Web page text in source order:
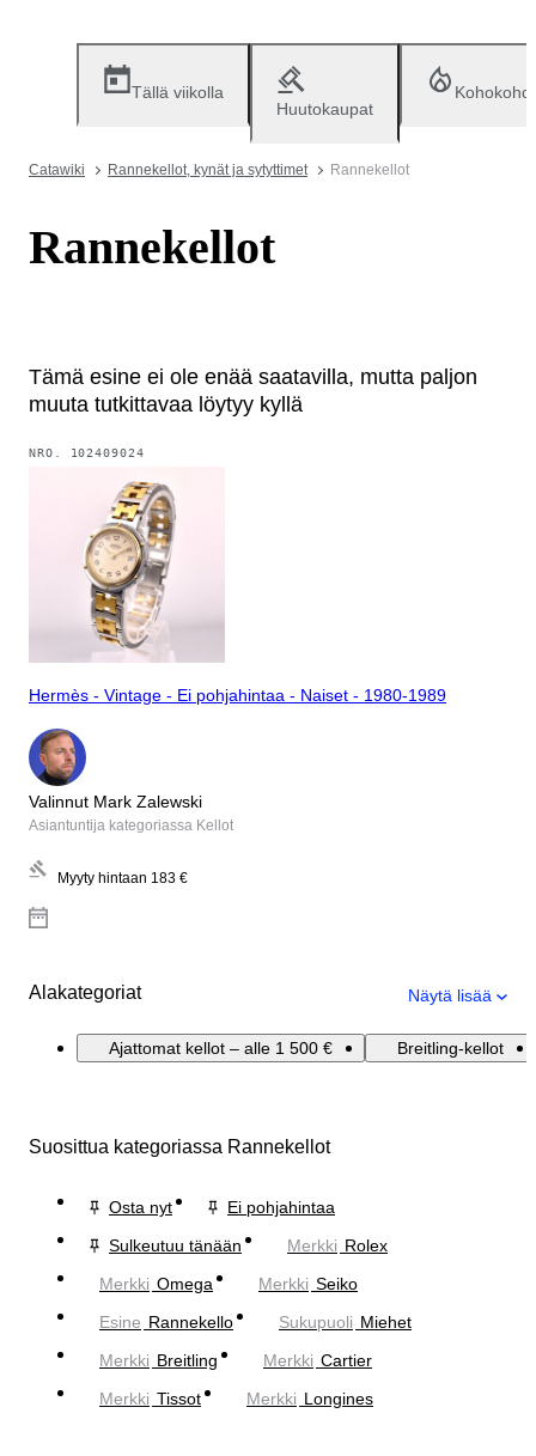
Tällä viikolla
Huutokaupat
Catawiki Rannekellot, kynät ja sytyttimet Rannekellot
Rannekellot
Tämä esine ei ole enää saatavilla, mutta paljon
muuta tutkittavaa löytyy kyllä
NRO. 102409024
Hermès - Vintage - Ei pohjahintaa - Naiset - 1980-1989
Valinnut Mark Zalewski
Asiantuntija kategoriassa Kellot
Myyty hintaan 183 €
Alakategoriat Näytä lisää
Ajattomat kellot – alle 1 500 € Breitling-kellot
Suosittua kategoriassa Rannekellot
Osta nyt
Ei pohjahintaa
Sulkeutuu tänään
Merkki Rolex
Merkki Omega Merkki Seiko
Esine Rannekello Sukupuoli Miehet
Merkki Breitling Merkki Cartier
Merkki Tissot Merkki Longines